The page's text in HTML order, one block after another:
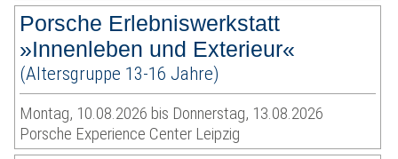
Porsche Erlebniswerkstatt
»Innenleben und Exterieur«
(Altersgruppe 13-16 Jahre)
Montag, 10.08.2026 bis Donnerstag, 13.08.2026
Porsche Experience Center Leipzig